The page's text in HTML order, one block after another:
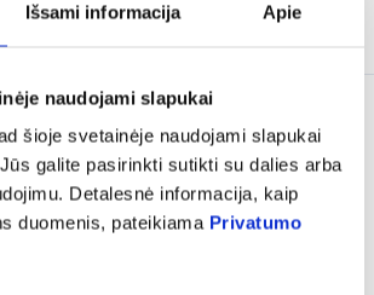
Išsami informacija Apie
naudojami slapukai
šioje svetainėje naudojami slapukai
galite pasirinkti sutikti su dalies arba
Detalesnė informacija, kaip
duomenis, pateikiama Privatumo